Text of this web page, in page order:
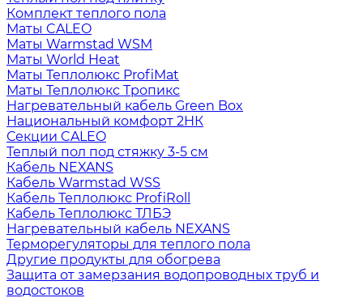
Комплект теплого пола
Маты CALEO
Маты Warmstad WSM
Маты World Heat
Маты Теплолюкс ProfiMat
Маты Теплолюкс Тропикс
Нагревательный кабель Green Box
Национальный комфорт 2НК
Секции CALEO
Теплый пол под стяжку 3-5 см
Кабель NEXANS
Кабель Warmstad WSS
Кабель Теплолюкс ProfiRoll
Кабель Теплолюкс ТЛБЭ
Нагревательный кабель NEXANS
Терморегуляторы для теплого пола
Другие продукты для обогрева
Защита от замерзания водопроводных труб и
водостоков